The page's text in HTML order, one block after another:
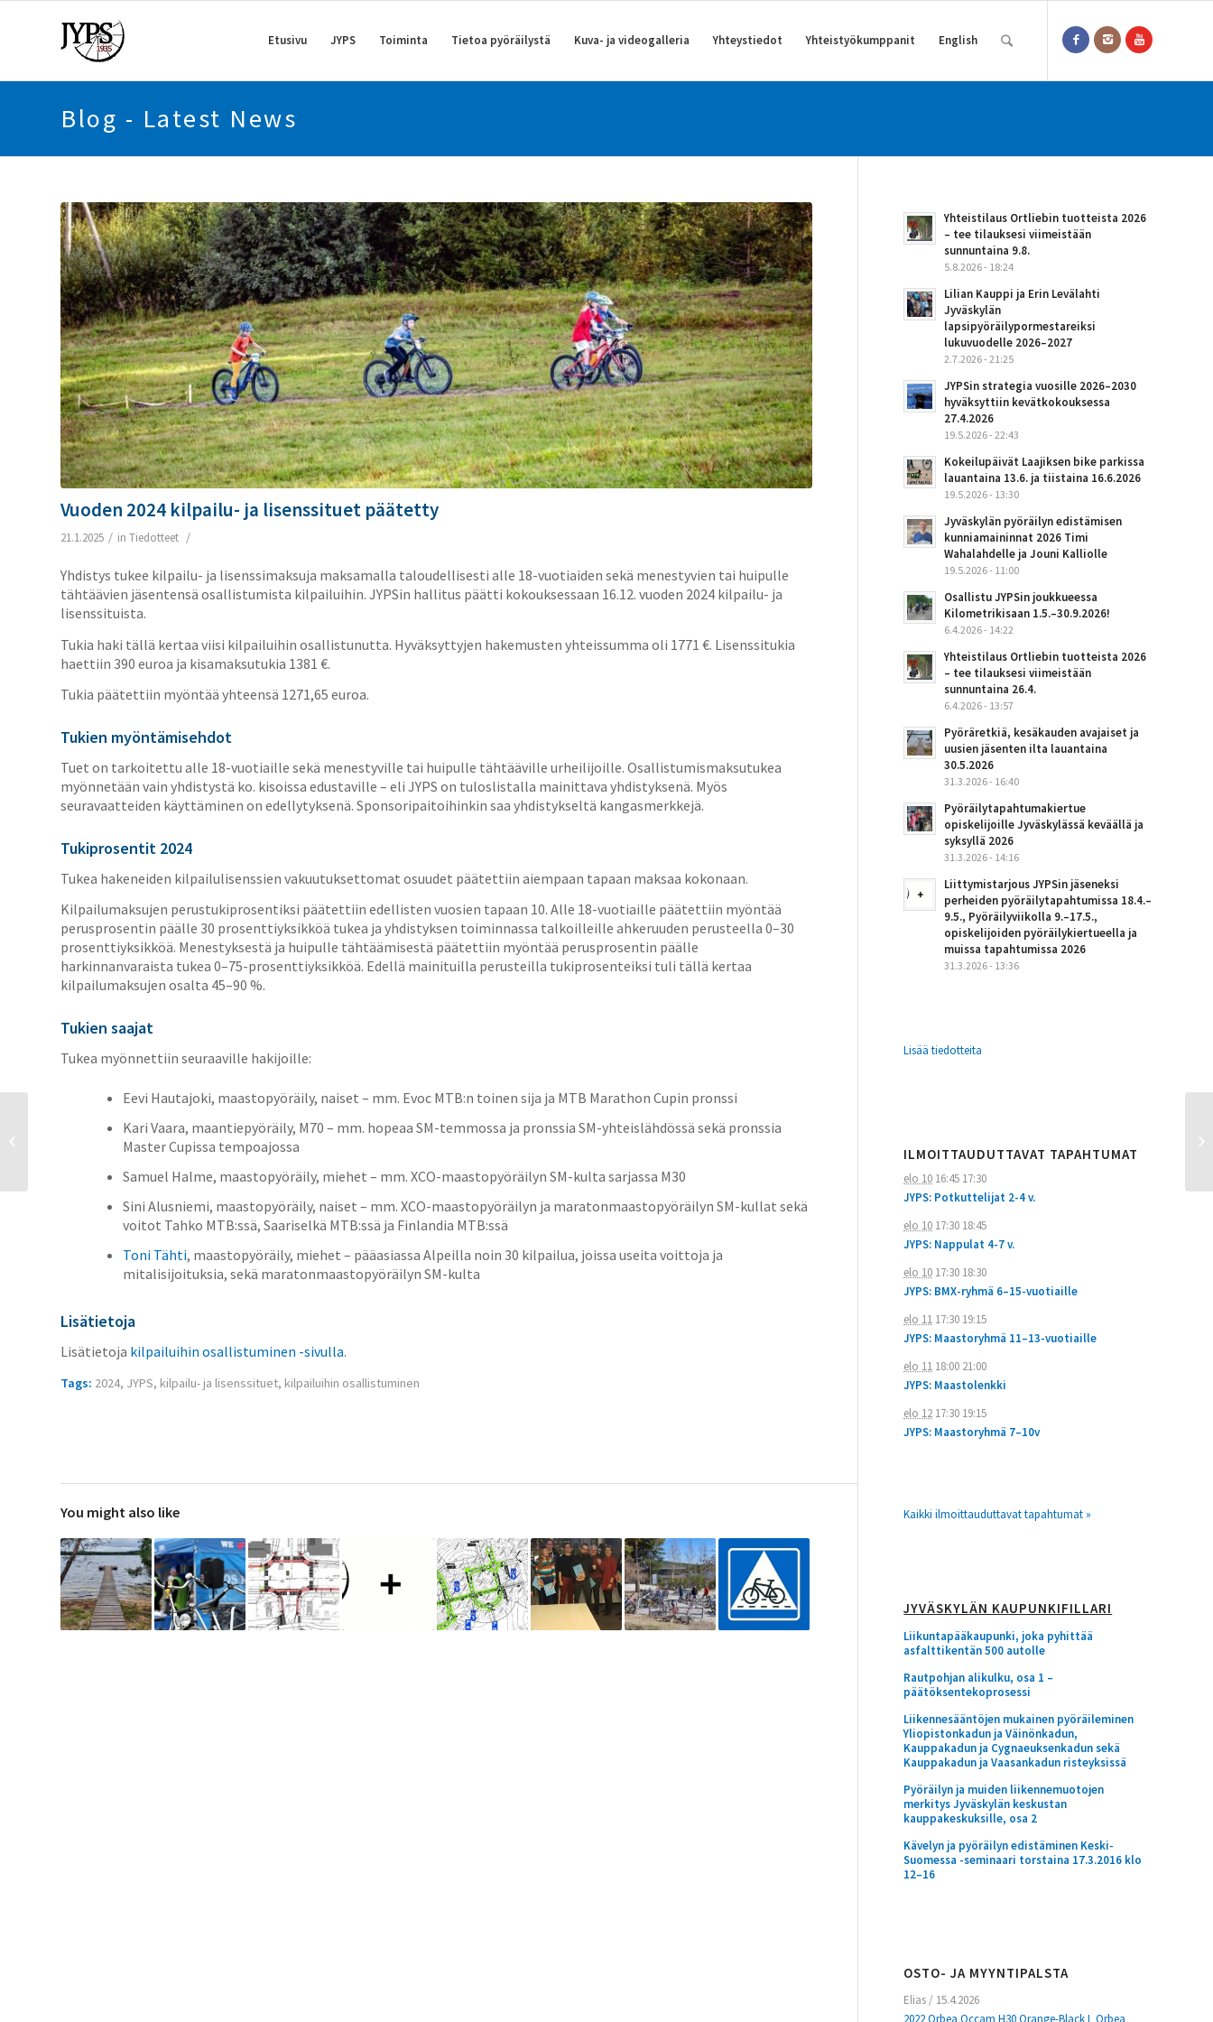
Etusivu JYPS Toiminta Tietoa pyöräilystä Kuva- ja videogalleria Yhteystiedot Yhteistyökumppanit English
Blog - Latest News
Vuoden 2024 kilpailu- ja lisenssituet päätetty
21.1.2025 / in Tiedotteet /
Yhdistys tukee kilpailu- ja lisenssimaksuja maksamalla taloudellisesti alle 18-vuotiaiden sekä menestyvien tai huipulle
tähtäävien jäsentensä osallistumista kilpailuihin. JYPSin hallitus päätti kokouksessaan 16.12. vuoden 2024 kilpailu- ja
lisenssituista.
Tukia haki tällä kertaa viisi kilpailuihin osallistunutta. Hyväksyttyjen hakemusten yhteissumma oli 1771 €. Lisenssitukia
haettiin 390 euroa ja kisamaksutukia 1381 €.
Tukia päätettiin myöntää yhteensä 1271,65 euroa.
Tukien myöntämisehdot
Tuet on tarkoitettu alle 18-vuotiaille sekä menestyville tai huipulle tähtääville urheilijoille. Osallistumismaksutukea
myönnetään vain yhdistystä ko. kisoissa edustaville – eli JYPS on tuloslistalla mainittava yhdistyksenä. Myös
seuravaatteiden käyttäminen on edellytyksenä. Sponsoripaitoihinkin saa yhdistykseltä kangasmerkkejä.
Tukiprosentit 2024
Tukea hakeneiden kilpailulisenssien vakuutuksettomat osuudet päätettiin aiempaan tapaan maksaa kokonaan.
Kilpailumaksujen perustukiprosentiksi päätettiin edellisten vuosien tapaan 10. Alle 18-vuotiaille päätettiin myöntää
perusprosentin päälle 30 prosenttiyksikköä tukea ja yhdistyksen toiminnassa talkoilleille ahkeruuden perusteella 0–30
prosenttiyksikköä. Menestyksestä ja huipulle tähtäämisestä päätettiin myöntää perusprosentin päälle
harkinnanvaraista tukea 0–75-prosenttiyksikköä. Edellä mainituilla perusteilla tukiprosenteiksi tuli tällä kertaa
kilpailumaksujen osalta 45–90 %.
Tukien saajat
Tukea myönnettiin seuraaville hakijoille:
Eevi Hautajoki, maastopyöräily, naiset – mm. Evoc MTB:n toinen sija ja MTB Marathon Cupin pronssi
Kari Vaara, maantiepyöräily, M70 – mm. hopeaa SM-temmossa ja pronssia SM-yhteislähdössä sekä pronssia
Master Cupissa tempoajossa
Samuel Halme, maastopyöräily, miehet – mm. XCO-maastopyöräilyn SM-kulta sarjassa M30
Sini Alusniemi, maastopyöräily, naiset – mm. XCO-maastopyöräilyn ja maratonmaastopyöräilyn SM-kullat sekä
voitot Tahko MTB:ssä, Saariselkä MTB:ssä ja Finlandia MTB:ssä
Toni Tähti, maastopyöräily, miehet – pääasiassa Alpeilla noin 30 kilpailua, joissa useita voittoja ja
mitalisijoituksia, sekä maratonmaastopyöräilyn SM-kulta
Lisätietoja
Lisätietoja kilpailuihin osallistuminen -sivulla.
Tags: 2024, JYPS, kilpailu- ja lisenssituet, kilpailuihin osallistuminen
You might also like
Yhteistilaus Ortliebin tuotteista 2026
– tee tilauksesi viimeistään
sunnuntaina 9.8.
5.8.2026 - 18:24
Lilian Kauppi ja Erin Levälahti
Jyväskylän
lapsipyöräilypormestareiksi
lukuvuodelle 2026–2027
2.7.2026 - 21:25
JYPSin strategia vuosille 2026–2030
hyväksyttiin kevätkokouksessa
27.4.2026
19.5.2026 - 22:43
Kokeilupäivät Laajiksen bike parkissa
lauantaina 13.6. ja tiistaina 16.6.2026
19.5.2026 - 13:30
Jyväskylän pyöräilyn edistämisen
kunniamaininnat 2026 Timi
Wahalahdelle ja Jouni Kalliolle
19.5.2026 - 11:00
Osallistu JYPSin joukkueessa
Kilometrikisaan 1.5.–30.9.2026!
6.4.2026 - 14:22
Yhteistilaus Ortliebin tuotteista 2026
– tee tilauksesi viimeistään
sunnuntaina 26.4.
6.4.2026 - 13:57
Pyöräretkiä, kesäkauden avajaiset ja
uusien jäsenten ilta lauantaina
30.5.2026
31.3.2026 - 16:40
Pyöräilytapahtumakiertue
opiskelijoille Jyväskylässä keväällä ja
syksyllä 2026
31.3.2026 - 14:16
Liittymistarjous JYPSin jäseneksi
perheiden pyöräilytapahtumissa 18.4.–
9.5., Pyöräilyviikolla 9.–17.5.,
opiskelijoiden pyöräilykiertueella ja
muissa tapahtumissa 2026
31.3.2026 - 13:36
Lisää tiedotteita
ILMOITTAUDUTTAVAT TAPAHTUMAT
elo 10 16:45 17:30
JYPS: Potkuttelijat 2-4 v.
elo 10 17:30 18:45
JYPS: Nappulat 4-7 v.
elo 10 17:30 18:30
JYPS: BMX-ryhmä 6–15-vuotiaille
elo 11 17:30 19:15
JYPS: Maastoryhmä 11–13-vuotiaille
elo 11 18:00 21:00
JYPS: Maastolenkki
elo 12 17:30 19:15
JYPS: Maastoryhmä 7–10v
Kaikki ilmoittauduttavat tapahtumat »
JYVÄSKYLÄN KAUPUNKIFILLARI
Liikuntapääkaupunki, joka pyhittää
asfalttikentän 500 autolle
Rautpohjan alikulku, osa 1 –
päätöksentekoprosessi
Liikennesääntöjen mukainen pyöräileminen
Yliopistonkadun ja Väinönkadun,
Kauppakadun ja Cygnaeuksenkadun sekä
Kauppakadun ja Vaasankadun risteyksissä
Pyöräilyn ja muiden liikennemuotojen
merkitys Jyväskylän keskustan
kauppakeskuksille, osa 2
Kävelyn ja pyöräilyn edistäminen Keski-
Suomessa -seminaari torstaina 17.3.2016 klo
12–16
OSTO- JA MYYNTIPALSTA
Elias / 15.4.2026
2022 Orbea Occam H30 Orange-Black L Orbea
Syyskokouksen päätöksiä
ja vuoden parhaat 2024